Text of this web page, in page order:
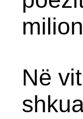
Në